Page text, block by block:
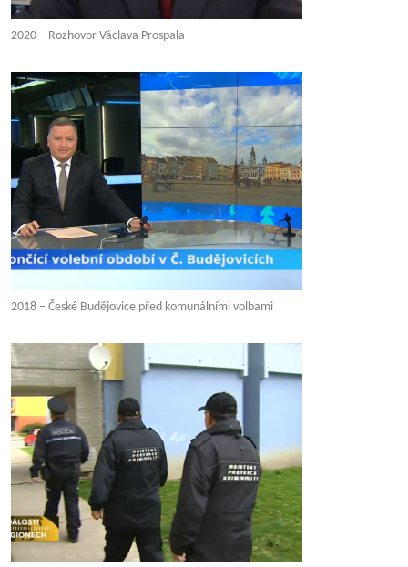
2020 – Rozhovor Václava Prospala
2018 – České Budějovice před komunálními volbami